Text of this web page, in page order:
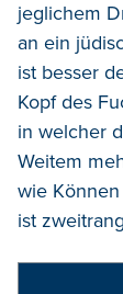
jeglichem
an ein
ist besser
Kopf des
in welcher
Weitem
wie
ist